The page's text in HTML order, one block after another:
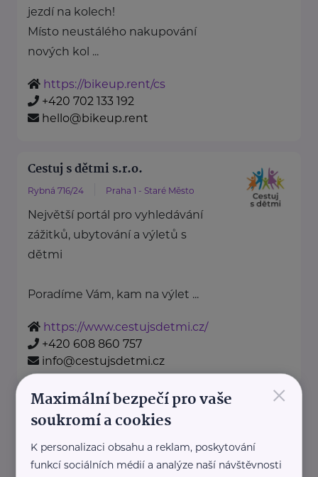
jezdí na kolech!
Místo neustálého nakupování
nových kol ...
https://bikeup.rent/cs
+420 702 133 192
hello@bikeup.rent
Cestuj s dětmi s.r.o.
Rybná 716/24 Praha 1 - Staré Město
Největší portál pro vyhledávání
zážitků, ubytování a výletů s
dětmi
Poradíme Vám, kam na výlet ...
https://www.cestujsdetmi.cz/
+420 608 860 757
info@cestujsdetmi.cz
Český zahrádkářský svaz, z.s.
Redakce webu iZahrádkář.cz
×
Maximální bezpečí pro vaše
soukromí a cookies
K personalizaci obsahu a reklam, poskytování
funkcí sociálních médií a analýze naší návštěvnosti